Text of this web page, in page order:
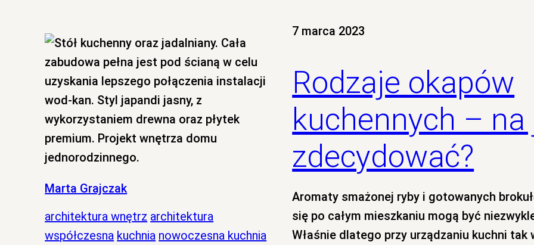
Marta Grajczak
architektura wnętrz architektura
współczesna kuchnia nowoczesna kuchnia
7 marca 2023
Rodzaje okapów
kuchennych – na
zdecydować?
Aromaty smażonej ryby i gotowanych
się po całym mieszkaniu mogą być
Właśnie dlatego przy urządzaniu kuchni tak